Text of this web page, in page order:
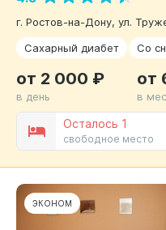
г. Ростов-на-Дону, ул.
Сахарный диабет
Со
Осталось 1
свободное место
от 2 000 ₽
в день
от
в
ЭКОНОМ